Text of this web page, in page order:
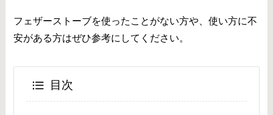
フェザーストーブを使ったことがない方や、使い方に不
安がある方はぜひ参考にしてください。
目次